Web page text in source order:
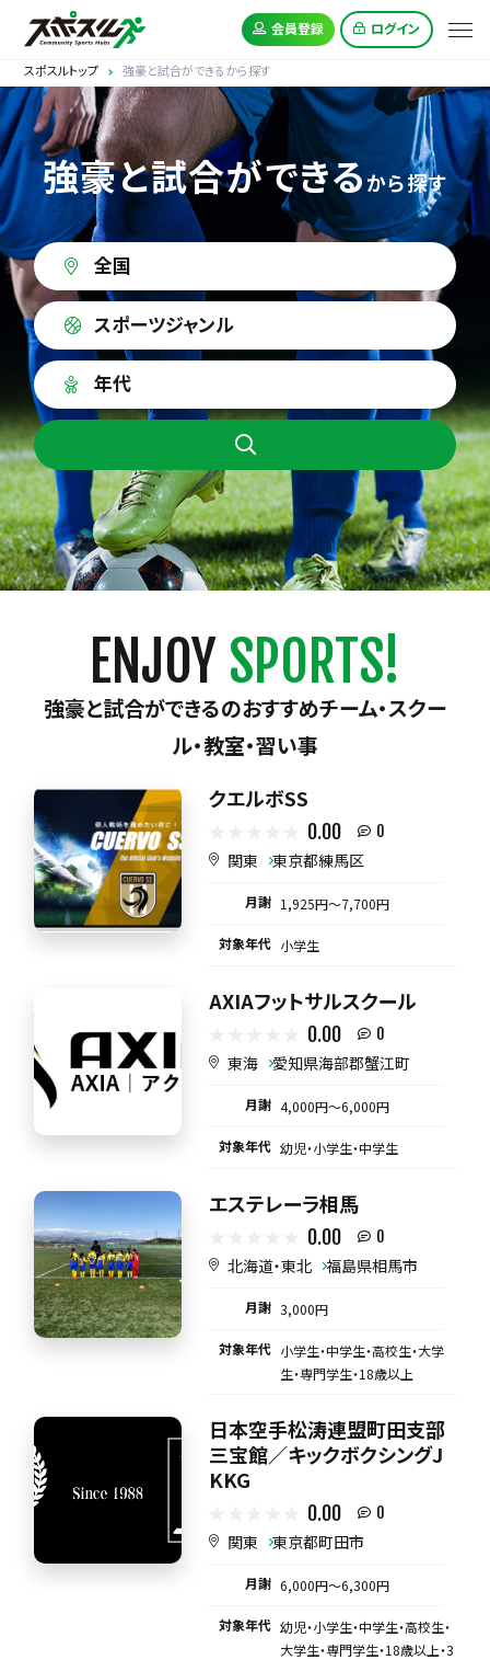
会員登録 ログイン
スポスルトップ 強豪と試合ができるから探す
強豪と試合ができるから探す
全国
スポーツジャンル
年代
ENJOY SPORTS!
強豪と試合ができるのおすすめチーム・スクー
ル・教室・習い事
クエルボSS
0.00 0
関東 東京都練馬区
月謝 1,925円〜7,700円
対象年代 小学生
AXIAフットサルスクール
0.00 0
東海 愛知県海部郡蟹江町
月謝 4,000円〜6,000円
対象年代 幼児・小学生・中学生
エステレーラ相馬
0.00 0
北海道・東北 福島県相馬市
月謝 3,000円
対象年代 小学生・中学生・高校生・大学
生・専門学生・18歳以上
日本空手松涛連盟町田支部
三宝館／キックボクシングJ
KKG
0.00 0
関東 東京都町田市
月謝 6,000円〜6,300円
対象年代 幼児・小学生・中学生・高校生・
大学生・専門学生・18歳以上・3